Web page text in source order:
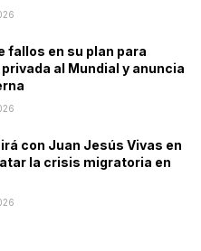
fallos en su plan para
al Mundial y anuncia
con Juan Jesús Vivas en
la crisis migratoria en